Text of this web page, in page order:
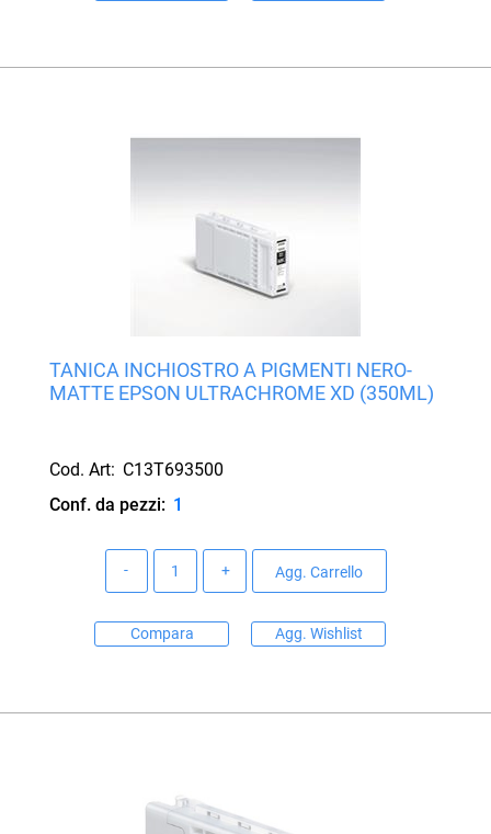
TANICA INCHIOSTRO A PIGMENTI NERO-
MATTE EPSON ULTRACHROME XD (350ML)
Cod. Art: C13T693500
Conf. da pezzi: 1
Agg. Carrello
Compara Agg. Wishlist